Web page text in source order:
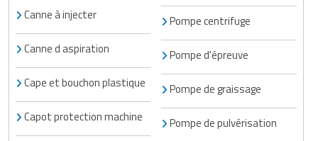
Canne à injecter
Canne d aspiration
Cape et bouchon plastique
Capot protection machine
Pompe centrifuge
Pompe d'épreuve
Pompe de graissage
Pompe de pulvérisation